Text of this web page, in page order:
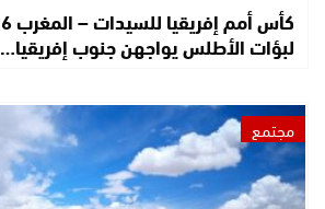
لبؤات الأطلس يواجهن جنوب إفريقيا…
مجتمع